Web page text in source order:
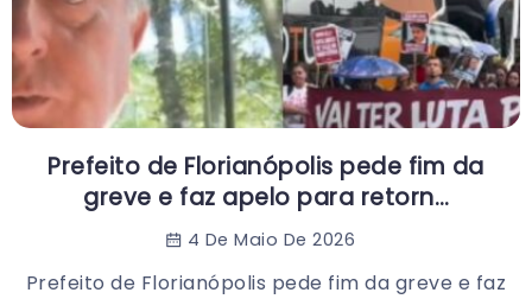
Prefeito de Florianópolis pede fim da
greve e faz apelo para retorn…
4 De Maio De 2026
Prefeito de Florianópolis pede fim da greve e faz